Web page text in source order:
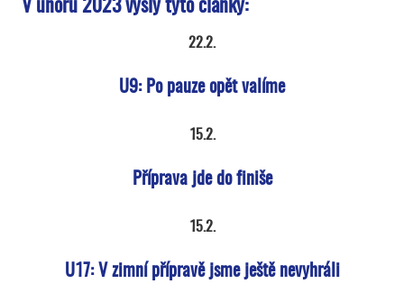
V únoru 2023 vyšly tyto články:
22.2.
U9: Po pauze opět valíme
15.2.
Příprava jde do finiše
15.2.
U17: V zimní přípravě jsme ještě nevyhráli